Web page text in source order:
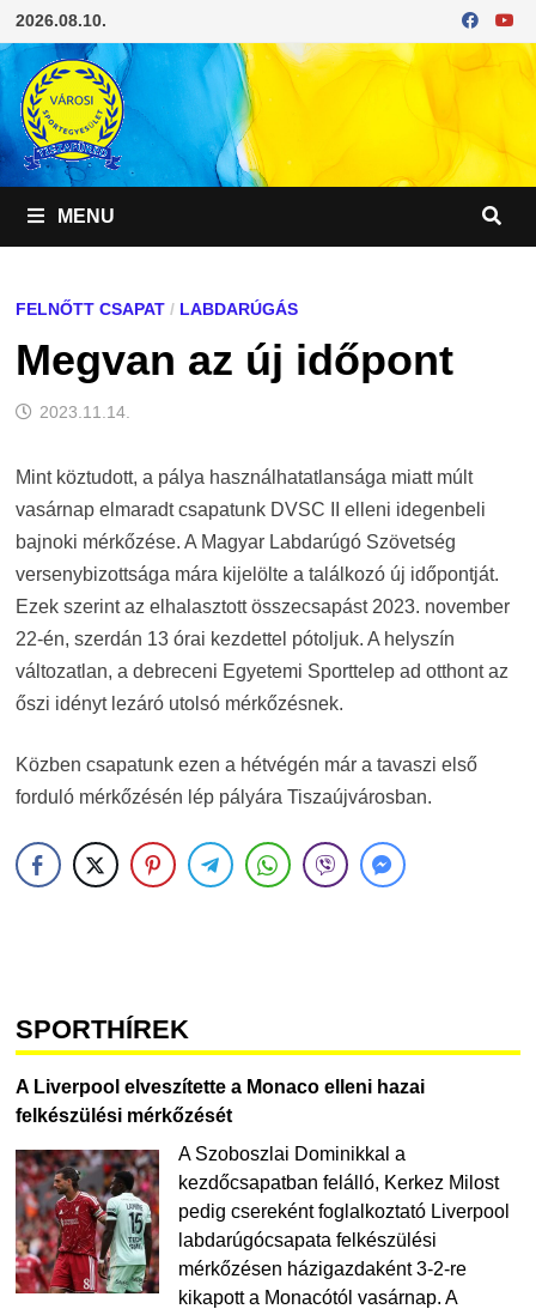
Skip
to
content
2026.08.10.
MENU
FELNŐTT CSAPAT/ LABDARÚGÁS
Megvan az új időpont
2023.11.14.
Mint köztudott, a pálya használhatatlansága miatt múlt
vasárnap elmaradt csapatunk DVSC II elleni idegenbeli
bajnoki mérkőzése. A Magyar Labdarúgó Szövetség
versenybizottsága mára kijelölte a találkozó új időpontját.
Ezek szerint az elhalasztott összecsapást 2023. november
22-én, szerdán 13 órai kezdettel pótoljuk. A helyszín
változatlan, a debreceni Egyetemi Sporttelep ad otthont az
őszi idényt lezáró utolsó mérkőzésnek.
Közben csapatunk ezen a hétvégén már a tavaszi első
forduló mérkőzésén lép pályára Tiszaújvárosban.
SPORTHÍREK
A Liverpool elveszítette a Monaco elleni hazai
felkészülési mérkőzését
A Szoboszlai Dominikkal a
kezdőcsapatban felálló, Kerkez Milost
pedig csereként foglalkoztató Liverpool
labdarúgócsapata felkészülési
mérkőzésen házigazdaként 3-2-re
kikapott a Monacótól vasárnap. A